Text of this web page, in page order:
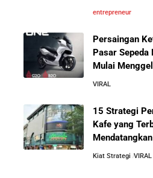
Sebelum Memulai Usaha
Cerdas
5 Alasan Kenapa Kamu Harus
10 Rahasia Dapur Kenapa
Besar
entrepreneur
Persaingan
Pasar
Mulai
VIRAL
15 Strategi
Kafe yang
Kiat Strategi VIRAL